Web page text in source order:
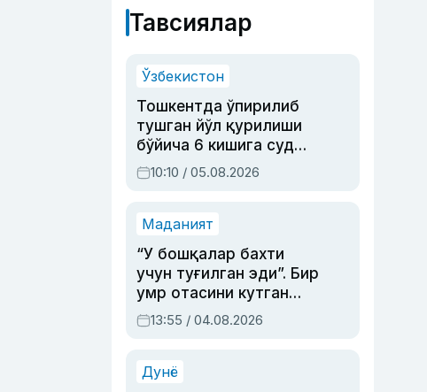
Тавсиялар
Ўзбекистон
Тошкентда ўпирилиб
тушган йўл қурилиши
бўйича 6 кишига суд
ҳукми ўқилди
10:10 / 05.08.2026
Маданият
“У бошқалар бахти
учун туғилган эди”. Бир
умр отасини кутган
актриса ва дубльяж
устаси Римма
синовларга тўла ҳаёти
13:55 / 04.08.2026
Дунё